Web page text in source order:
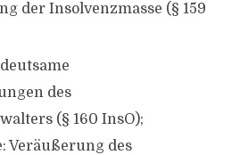
der Insolvenzmasse (§ 159
des
(§ 160 InsO);
Veräußerung des